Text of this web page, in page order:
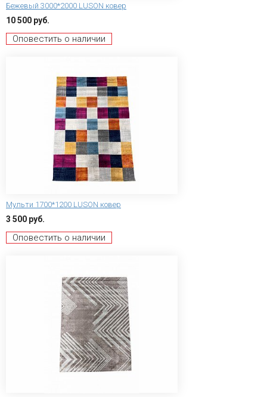
Бежевый 3000*2000 LUSON ковер
10 500 руб.
Оповестить о наличии
Мульти 1700*1200 LUSON ковер
3 500 руб.
Оповестить о наличии